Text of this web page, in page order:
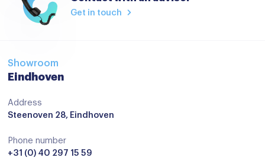
Elektrische Ramen
Interieur accenten
Keyless start
keyless start
Lederen stuurwiel
Get in touch
Showroom
Eindhoven
Address
Steenoven 28, Eindhoven
Phone number
+31 (0) 40 297 15 59